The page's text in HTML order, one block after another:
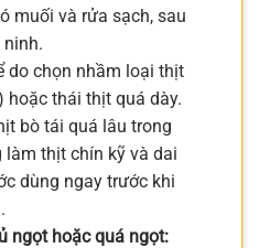
muối và rửa sạch, sau
do chọn nhầm loại thịt
hoặc thái thịt quá dày.
bò tái quá lâu trong
làm thịt chín kỹ và dai
dùng ngay trước khi
ngọt hoặc quá ngọt: